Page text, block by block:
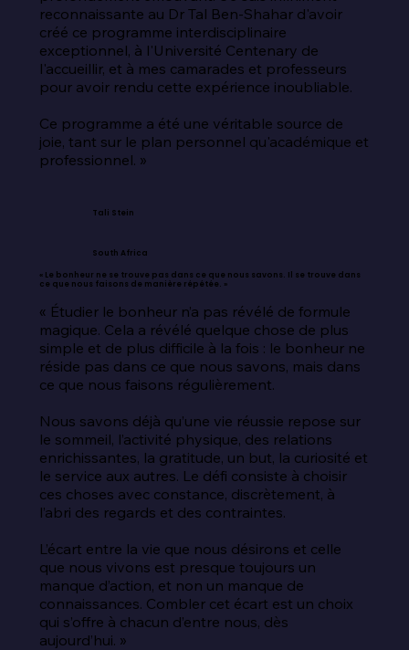
reconnaissante au Dr Tal Ben-Shahar d'avoir
créé ce programme interdisciplinaire
exceptionnel, à l'Université Centenary de
l'accueillir, et à mes camarades et professeurs
pour avoir rendu cette expérience inoubliable.
Ce programme a été une véritable source de
joie, tant sur le plan personnel qu'académique et
professionnel. »
Tali Stein
South Africa
« Le bonheur ne se trouve pas dans ce que nous savons. Il se trouve dans
ce que nous faisons de manière répétée. »
« Étudier le bonheur n’a pas révélé de formule
magique. Cela a révélé quelque chose de plus
simple et de plus difficile à la fois : le bonheur ne
réside pas dans ce que nous savons, mais dans
ce que nous faisons régulièrement.
Nous savons déjà qu’une vie réussie repose sur
le sommeil, l’activité physique, des relations
enrichissantes, la gratitude, un but, la curiosité et
le service aux autres. Le défi consiste à choisir
ces choses avec constance, discrètement, à
l’abri des regards et des contraintes.
L’écart entre la vie que nous désirons et celle
que nous vivons est presque toujours un
manque d’action, et non un manque de
connaissances. Combler cet écart est un choix
qui s’offre à chacun d’entre nous, dès
aujourd’hui. »